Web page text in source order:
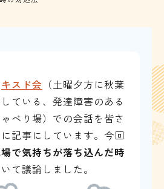
キスド会 （土曜夕方に秋葉
ている、発達障害のある
べり場）での会話を皆さ
記事にしています。今回
で気持ちが落ち込んだ時
て議論しました。